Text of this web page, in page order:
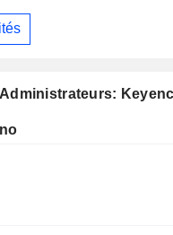
Age